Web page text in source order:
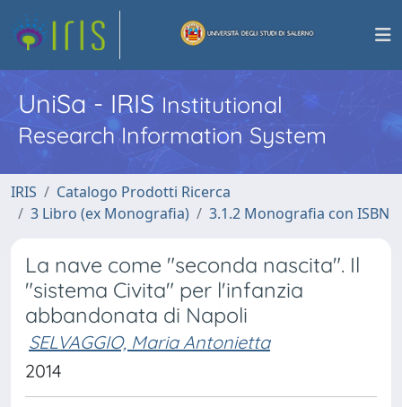
UniSa - IRISInstitutional
Research Information System
IRIS
Catalogo Prodotti Ricerca
3 Libro (ex Monografia)
3.1.2 Monografia con ISBN
La nave come "seconda nascita". Il
"sistema Civita" per l'infanzia
abbandonata di Napoli
SELVAGGIO, Maria Antonietta
2014